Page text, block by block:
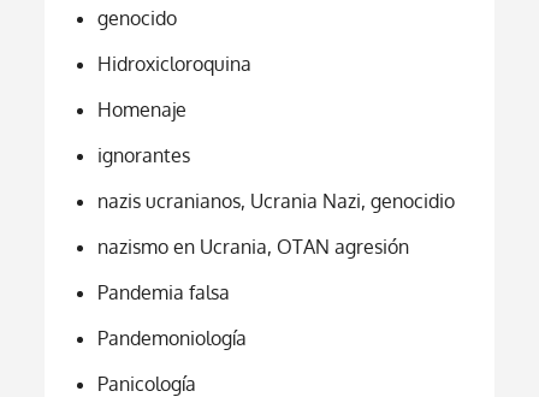
genocido
Hidroxicloroquina
Homenaje
ignorantes
nazis ucranianos, Ucrania Nazi, genocidio
nazismo en Ucrania, OTAN agresión
Pandemia falsa
Pandemoniología
Panicología